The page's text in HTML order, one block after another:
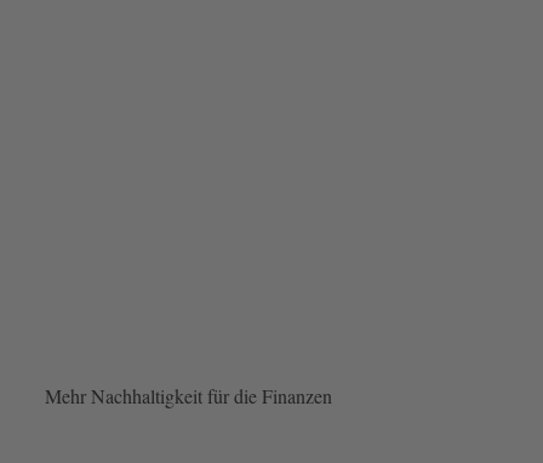
Mehr Nachhaltigkeit für die Finanzen